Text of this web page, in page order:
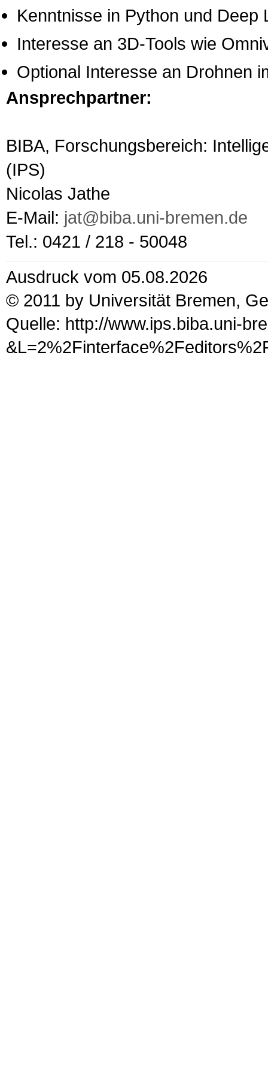
Kenntnisse in Python und Deep
Interesse an 3D-Tools wie
Optional Interesse an Drohnen
Ansprechpartner:
BIBA, Forschungsbereich:
(IPS)
Nicolas Jathe
E-Mail: jat@biba.uni-bremen.de
Tel.: 0421 / 218 - 50048
Ausdruck vom 05.08.2026
© 2011 by Universität Bremen,
Quelle: http://www.ips.biba.uni-